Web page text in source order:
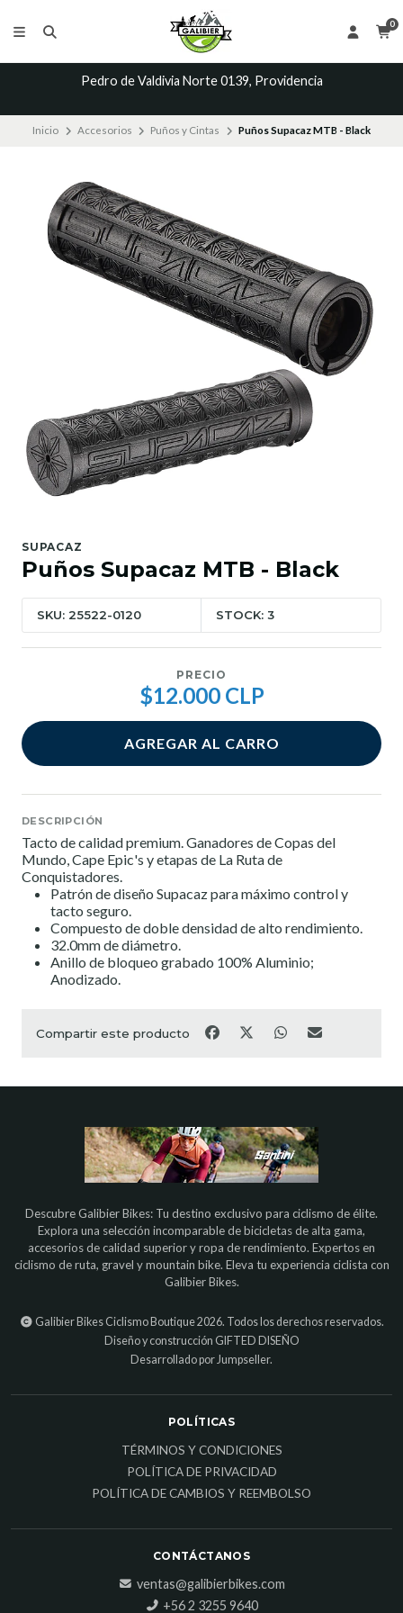
0
Pedro de Valdivia Norte 0139, Providencia
Inicio Accesorios Puños y Cintas Puños Supacaz MTB - Black
SUPACAZ
Puños Supacaz MTB - Black
SKU: 25522-0120 STOCK: 3
PRECIO
$12.000 CLP
AGREGAR AL CARRO
DESCRIPCIÓN
Tacto de calidad premium. Ganadores de Copas del
Mundo, Cape Epic's y etapas de La Ruta de
Conquistadores.
Patrón de diseño Supacaz para máximo control y
tacto seguro.
Compuesto de doble densidad de alto rendimiento.
32.0mm de diámetro.
Anillo de bloqueo grabado 100% Aluminio;
Anodizado.
Compartir este producto
Descubre Galibier Bikes: Tu destino exclusivo para ciclismo de élite.
Explora una selección incomparable de bicicletas de alta gama,
accesorios de calidad superior y ropa de rendimiento. Expertos en
ciclismo de ruta, gravel y mountain bike. Eleva tu experiencia ciclista con
Galibier Bikes.
Galibier Bikes Ciclismo Boutique 2026. Todos los derechos reservados.
Diseño y construcción GIFTED DISEÑO
Desarrollado por Jumpseller.
POLÍTICAS
TÉRMINOS Y CONDICIONES
POLÍTICA DE PRIVACIDAD
POLÍTICA DE CAMBIOS Y REEMBOLSO
CONTÁCTANOS
ventas@galibierbikes.com
‎+56 2 3255 9640